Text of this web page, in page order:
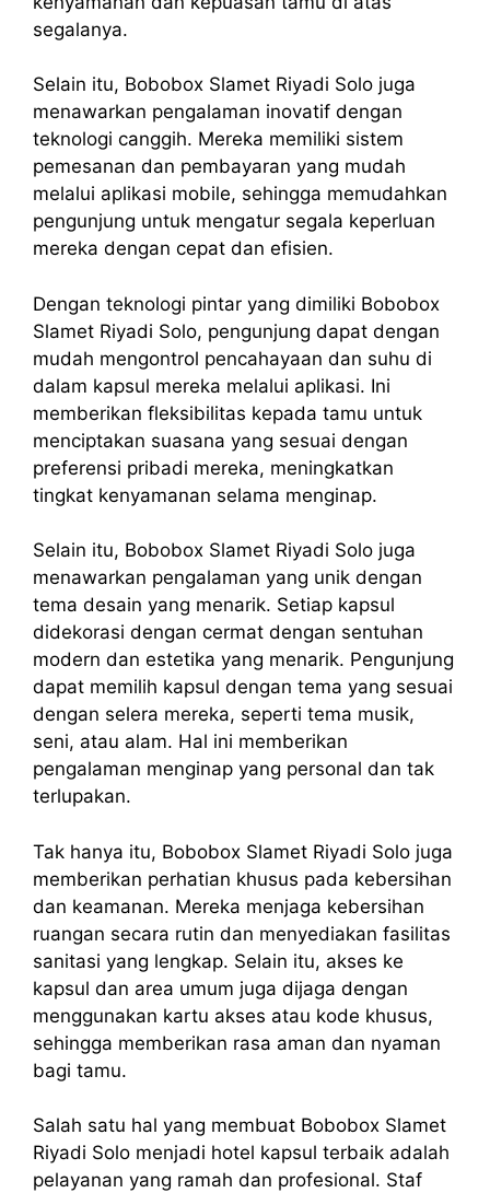
segalanya.
Selain itu, Bobobox Slamet Riyadi Solo juga
menawarkan pengalaman inovatif dengan
teknologi canggih. Mereka memiliki sistem
pemesanan dan pembayaran yang mudah
melalui aplikasi mobile, sehingga memudahkan
pengunjung untuk mengatur segala keperluan
mereka dengan cepat dan efisien.
Dengan teknologi pintar yang dimiliki Bobobox
Slamet Riyadi Solo, pengunjung dapat dengan
mudah mengontrol pencahayaan dan suhu di
dalam kapsul mereka melalui aplikasi. Ini
memberikan fleksibilitas kepada tamu untuk
menciptakan suasana yang sesuai dengan
preferensi pribadi mereka, meningkatkan
tingkat kenyamanan selama menginap.
Selain itu, Bobobox Slamet Riyadi Solo juga
menawarkan pengalaman yang unik dengan
tema desain yang menarik. Setiap kapsul
didekorasi dengan cermat dengan sentuhan
modern dan estetika yang menarik. Pengunjung
dapat memilih kapsul dengan tema yang sesuai
dengan selera mereka, seperti tema musik,
seni, atau alam. Hal ini memberikan
pengalaman menginap yang personal dan tak
terlupakan.
Tak hanya itu, Bobobox Slamet Riyadi Solo juga
memberikan perhatian khusus pada kebersihan
dan keamanan. Mereka menjaga kebersihan
ruangan secara rutin dan menyediakan fasilitas
sanitasi yang lengkap. Selain itu, akses ke
kapsul dan area umum juga dijaga dengan
menggunakan kartu akses atau kode khusus,
sehingga memberikan rasa aman dan nyaman
bagi tamu.
Salah satu hal yang membuat Bobobox Slamet
Riyadi Solo menjadi hotel kapsul terbaik adalah
pelayanan yang ramah dan profesional. Staf